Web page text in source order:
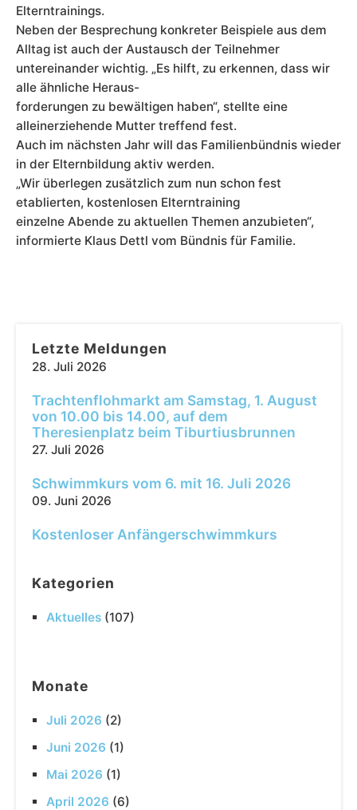
Elterntrainings.
Neben der Besprechung konkreter Beispiele aus dem
Alltag ist auch der Austausch der Teilnehmer
untereinander wichtig. „Es hilft, zu erkennen, dass wir
alle ähnliche Heraus-
forderungen zu bewältigen haben“, stellte eine
alleinerziehende Mutter treffend fest.
Auch im nächsten Jahr will das Familienbündnis wieder
in der Elternbildung aktiv werden.
„Wir überlegen zusätzlich zum nun schon fest
etablierten, kostenlosen Elterntraining
einzelne Abende zu aktuellen Themen anzubieten“,
informierte Klaus Dettl vom Bündnis für Familie.
Letzte Meldungen
28. Juli 2026
Trachtenflohmarkt am Samstag, 1. August
von 10.00 bis 14.00, auf dem
Theresienplatz beim Tiburtiusbrunnen
27. Juli 2026
Schwimmkurs vom 6. mit 16. Juli 2026
09. Juni 2026
Kostenloser Anfängerschwimmkurs
Kategorien
Aktuelles (107)
Monate
Juli 2026 (2)
Juni 2026 (1)
Mai 2026 (1)
April 2026 (6)